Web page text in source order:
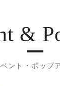
&
ント・ポップ